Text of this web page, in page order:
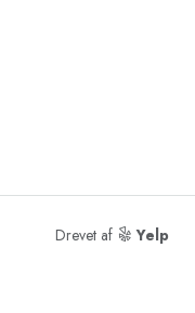
Drevet af Yelp